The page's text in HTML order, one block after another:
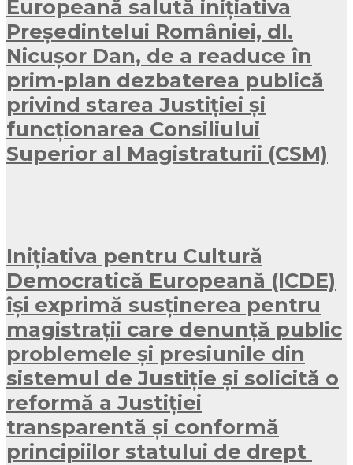
Europeană salută inițiativa
Președintelui României, dl.
Nicușor Dan, de a readuce în
prim-plan dezbaterea publică
privind starea Justiției și
funcționarea Consiliului
Superior al Magistraturii (CSM)
Inițiativa pentru Cultură
Democratică Europeană (ICDE)
își exprimă susținerea pentru
magistrații care denunță public
problemele și presiunile din
sistemul de Justiție și solicită o
reformă a Justiției
transparentă și conformă
principiilor statului de drept